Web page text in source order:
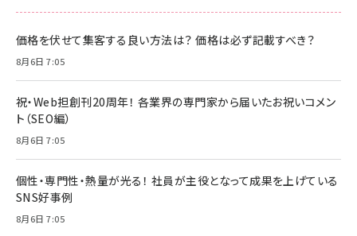
価格を伏せて集客する良い方法は？ 価格は必ず記載すべき？
8月6日 7:05
祝・Web担創刊20周年！ 各業界の専門家から届いたお祝いコメン
ト（SEO編）
8月6日 7:05
個性・専門性・熱量が光る！ 社員が主役となって成果を上げている
SNS好事例
8月6日 7:05